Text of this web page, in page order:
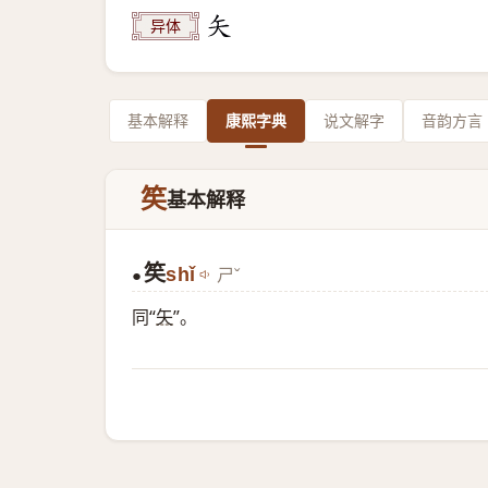
异体
基本解释 康熙字典 说文解字 音韵方言
笶基本解释
● 笶shǐ ㄕˇ
同“矢”。